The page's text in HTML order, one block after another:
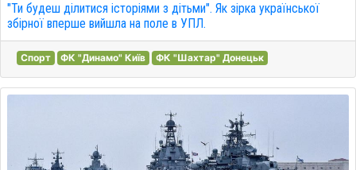
"Ти будеш ділитися історіями з дітьми". Як зірка української
збірної вперше вийшла на поле в УПЛ.
Спорт ФК "Динамо" Київ ФК "Шахтар" Донецьк